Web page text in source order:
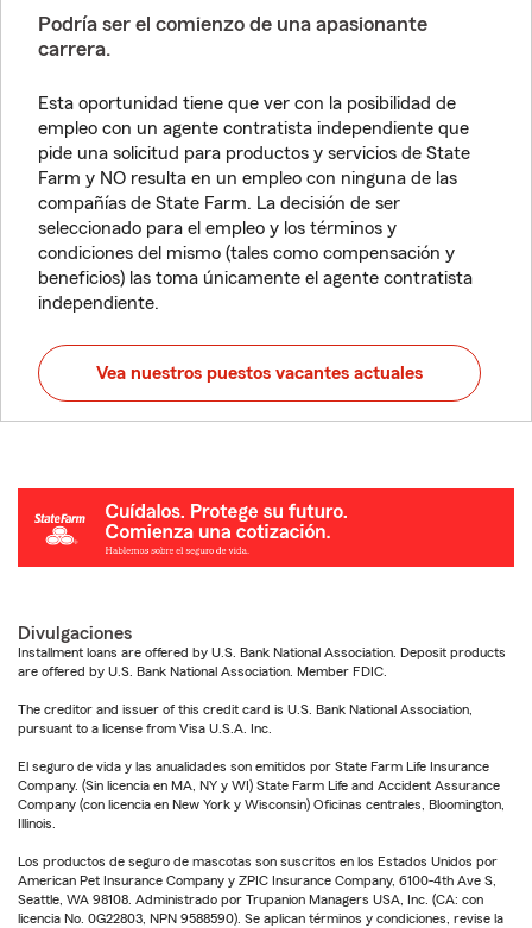
Podría ser el comienzo de una apasionante
carrera.
Esta oportunidad tiene que ver con la posibilidad de
empleo con un agente contratista independiente que
pide una solicitud para productos y servicios de State
Farm y NO resulta en un empleo con ninguna de las
compañías de State Farm. La decisión de ser
seleccionado para el empleo y los términos y
condiciones del mismo (tales como compensación y
beneficios) las toma únicamente el agente contratista
independiente.
Vea nuestros puestos vacantes actuales
Divulgaciones
Installment loans are offered by U.S. Bank National Association. Deposit products
are offered by U.S. Bank National Association. Member FDIC.
The creditor and issuer of this credit card is U.S. Bank National Association,
pursuant to a license from Visa U.S.A. Inc.
El seguro de vida y las anualidades son emitidos por State Farm Life Insurance
Company. (Sin licencia en MA, NY y WI) State Farm Life and Accident Assurance
Company (con licencia en New York y Wisconsin) Oficinas centrales, Bloomington,
Illinois.
Los productos de seguro de mascotas son suscritos en los Estados Unidos por
American Pet Insurance Company y ZPIC Insurance Company, 6100-4th Ave S,
Seattle, WA 98108. Administrado por Trupanion Managers USA, Inc. (CA: con
licencia No. 0G22803, NPN 9588590). Se aplican términos y condiciones, revise la